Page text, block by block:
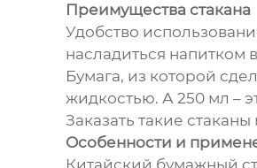
Преимущества стакана
Удобство
насладиться напитком
Бумага, из которой
жидкостью. А 250 мл –
Заказать такие
Особенности и